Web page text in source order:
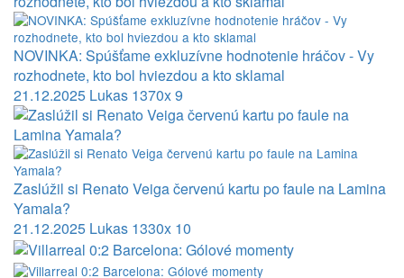
NOVINKA: Spúšťame exkluzívne hodnotenie hráčov - Vy
rozhodnete, kto bol hviezdou a kto sklamal
21.12.2025 Lukas 1370x9
Zaslúžil si Renato Veiga červenú kartu po faule na Lamina
Yamala?
21.12.2025 Lukas 1330x 10